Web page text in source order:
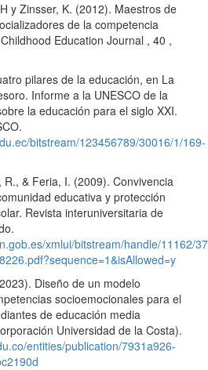
y Zinsser, K. (2012). Maestros de
de la competencia
Education Journal , 40 ,
pilares de la educación, en La
Informe a la UNESCO de la
la educación para el siglo XXI.
bitstream/123456789/30016/1/169-
R., & Feria, I. (2009). Convivencia
educativa y protección
Revista interuniversitaria de
xmlui/bitstream/handle/11162/
Diseño de un modelo
socioemocionales para el
de educación media
Universidad de la Costa).
entities/publication/7931a926-